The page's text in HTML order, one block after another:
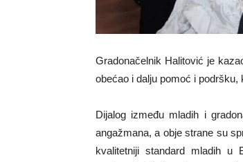
Gradonačelnik Halitović je
obećao i dalju pomoć i
Dijalog između mladih i
angažmana, a obje strane su
kvalitetniji standard mladih u